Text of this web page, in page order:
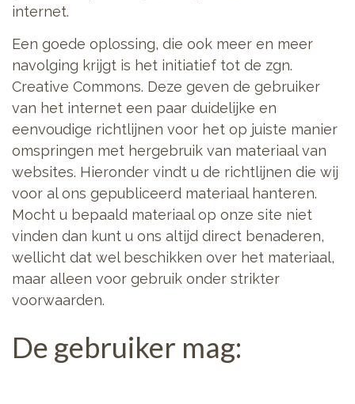
internet.
Een goede oplossing, die ook meer en meer
navolging krijgt is het initiatief tot de zgn.
Creative Commons. Deze geven de gebruiker
van het internet een paar duidelijke en
eenvoudige richtlijnen voor het op juiste manier
omspringen met hergebruik van materiaal van
websites. Hieronder vindt u de richtlijnen die wij
voor al ons gepubliceerd materiaal hanteren.
Mocht u bepaald materiaal op onze site niet
vinden dan kunt u ons altijd direct benaderen,
wellicht dat wel beschikken over het materiaal,
maar alleen voor gebruik onder strikter
voorwaarden.
De gebruiker mag: